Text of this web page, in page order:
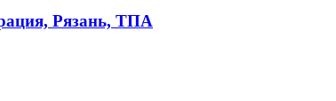
Рязань, ТПА